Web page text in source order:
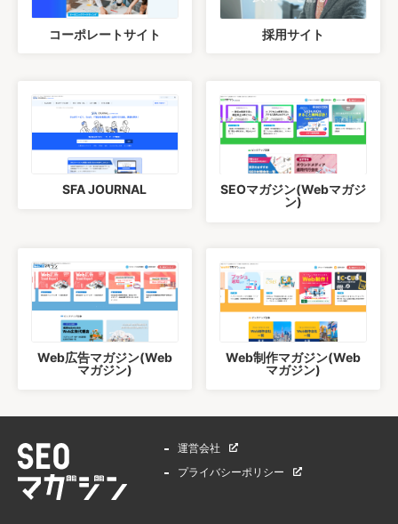
コーポレートサイト 採用サイト
SFA JOURNAL
SEOマガジン(Webマガジ
ン)
Web広告マガジン(Web
マガジン)
Web制作マガジン(Web
マガジン)
運営会社
プライバシーポリシー